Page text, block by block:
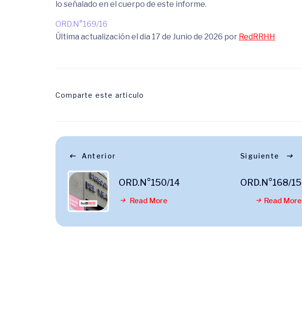
lo señalado en el cuerpo de este informe.
ORD.N°169/16
Última actualización el dia 17 de Junio de 2026 por RedRRHH
Comparte este articulo
Anterior
ORD.N°150/14
Read More
Siguiente
ORD.N°168/15
Read More